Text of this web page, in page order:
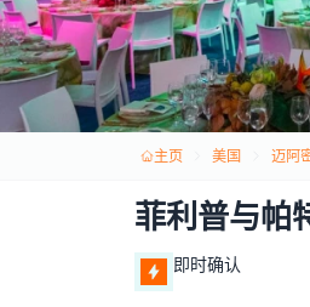
主页 美国 迈阿
菲利普与帕
即时确认